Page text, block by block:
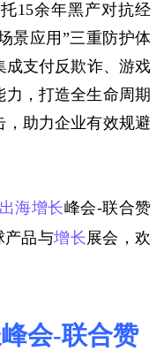
15余年黑产对抗经
景应用”三重防护体
成支付反欺诈、游戏
，打造全生命周期
，助力企业有效规避
海增长峰会-联合赞
产品与增长展会 ，欢
峰会-联合赞